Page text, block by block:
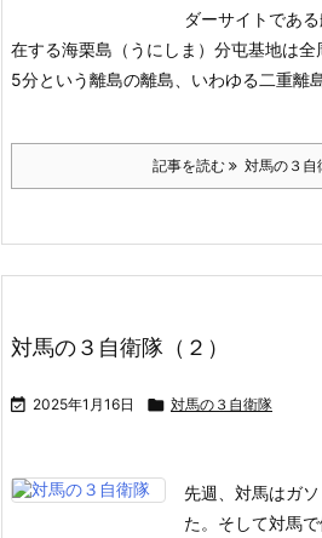
ダーサイトであ
在する海栗島（うにしま）分屯基地は
5分という離島の離島、いわゆる二重離
記事を読む 対馬の３自
対馬の３自衛隊（２）
 2025年1月16日  対馬の３自衛隊
先週、対馬はガ
た。そして対馬